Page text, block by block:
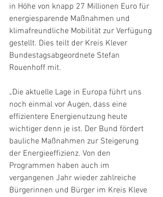
in Höhe von knapp 27 Millionen Euro für
energiesparende Maßnahmen und
klimafreundliche Mobilität zur Verfügung
gestellt. Dies teilt der Kreis Klever
Bundestagsabgeordnete Stefan
Rouenhoff mit.
„Die aktuelle Lage in Europa führt uns
noch einmal vor Augen, dass eine
effizientere Energienutzung heute
wichtiger denn je ist. Der Bund fördert
bauliche Maßnahmen zur Steigerung
der Energieeffizienz. Von den
Programmen haben auch im
vergangenen Jahr wieder zahlreiche
Bürgerinnen und Bürger im Kreis Kleve